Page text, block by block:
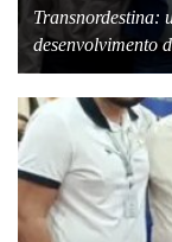
Transnordestina:
desenvolvimento